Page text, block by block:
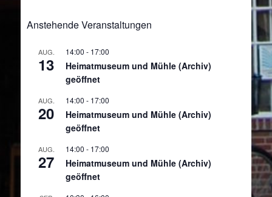
Anstehende Veranstaltungen
AUG.
13
14:00 - 17:00
Heimatmuseum und Mühle (Archiv)
geöffnet
AUG.
20
14:00 - 17:00
Heimatmuseum und Mühle (Archiv)
geöffnet
AUG.
27
14:00 - 17:00
Heimatmuseum und Mühle (Archiv)
geöffnet